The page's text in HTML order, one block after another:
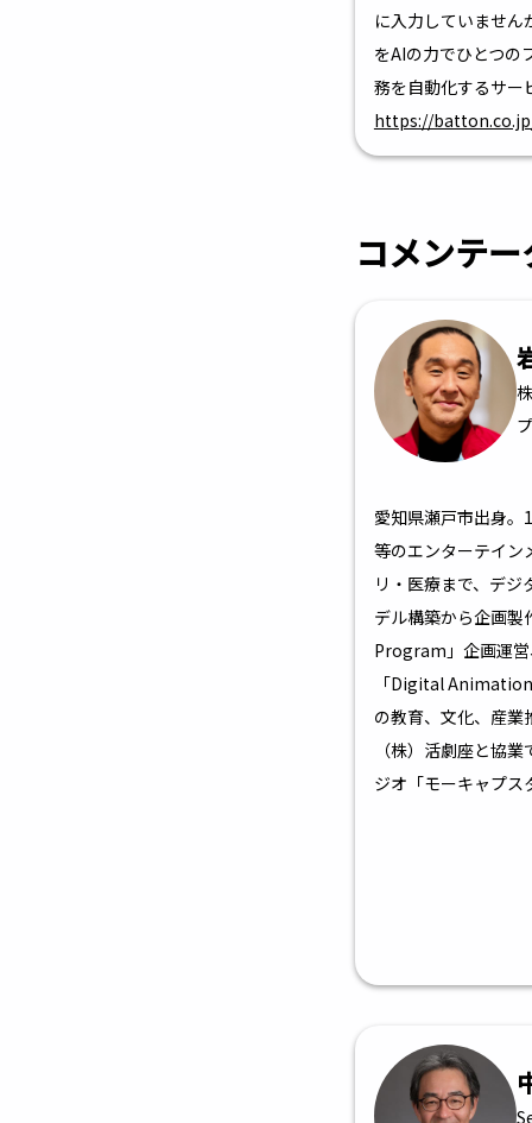
に入力していません
をAIの力でひとつの
務を自動化するサー
https://
コメンテ
愛知県瀬戸市出身。
等のエンターテイン
リ・医療まで、デ
デル構築から企画製
Program」企画運
「Digital
の教育、文化、産業
（株）活劇座と協
ジオ「モーキャプス